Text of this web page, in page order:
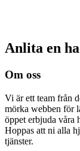
Anlita en
Om oss
Vi är ett team från
mörka webben för
öppet erbjuda våra
Hoppas att ni alla
tjänster.